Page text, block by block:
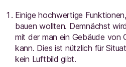
Einige hochwertige
bauen wollten. Demnächst
mit der man ein Gebäude von
kann. Dies ist nützlich für
kein Luftbild gibt.